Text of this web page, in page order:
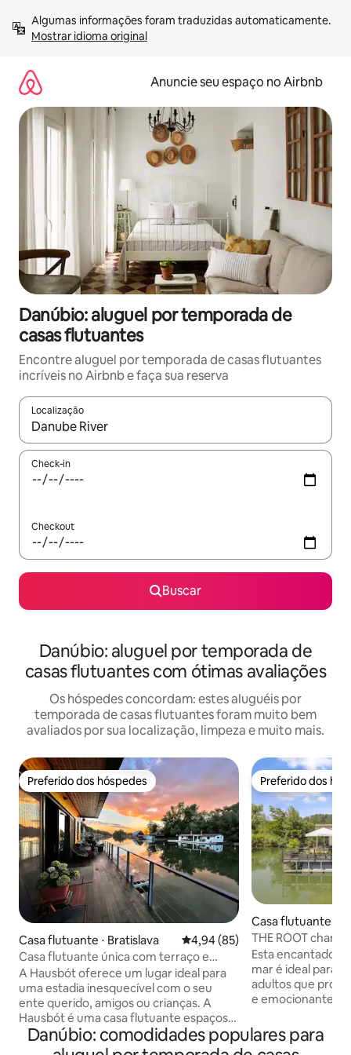
para
Mostrar idioma original
Anuncie seu espaço no Airbnb
Danúbio: aluguel por temporada de
casas flutuantes
Encontre aluguel por temporada de casas flutuantes
incríveis no Airbnb e faça sua reserva
Localização
Quando os resultados estiverem disponíveis, explore-os
Check-in
Checkout
Buscar
Danúbio: aluguel por temporada de
casas flutuantes com ótimas avaliações
Os hóspedes concordam: estes aluguéis por
temporada de casas flutuantes foram muito bem
avaliados por sua localização, limpeza e muito mais.
Preferido dos hóspedes
Preferido dos hóspedes
Casa flutuante ⋅ Bratislava 4,94 de uma avaliação média
4,94 (85)
Casa flutuante única com terraço e
canoa
A Hausbót oferece um lugar ideal para
uma estadia inesquecível com o seu
ente querido, amigos ou crianças. A
Hausbót é uma casa flutuante espaçosa
e moderna. A sala de estar com cozinha
tem uma lareira, um sofá e uma grande
Preferido dos
Preferido dos
Casa flutuante ⋅
THE ROOT
Esta
mar é ideal para
adultos que
e emocionante. Nossa casa flutuante
precisa para uma
inesquecível. De
Danúbio: comodidades populares para